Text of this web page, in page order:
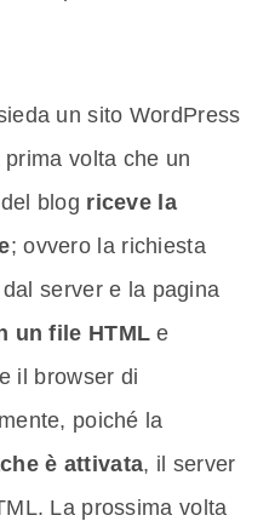
un sito WordPress
volta che un
blog riceve la
; ovvero la richiesta
server e la pagina
un file HTMLe
il browser di
poiché la
è attivata, il server
La prossima volta